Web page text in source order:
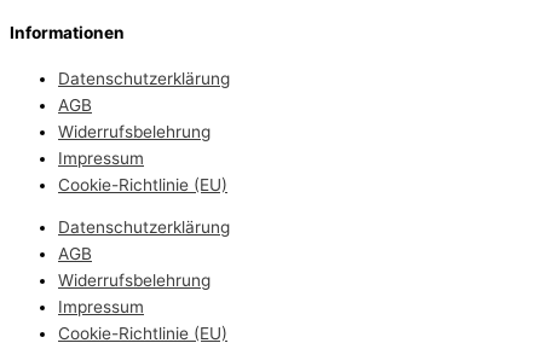
Informationen
Datenschutzerklärung
AGB
Widerrufsbelehrung
Impressum
Cookie-Richtlinie (EU)
Datenschutzerklärung
AGB
Widerrufsbelehrung
Impressum
Cookie-Richtlinie (EU)